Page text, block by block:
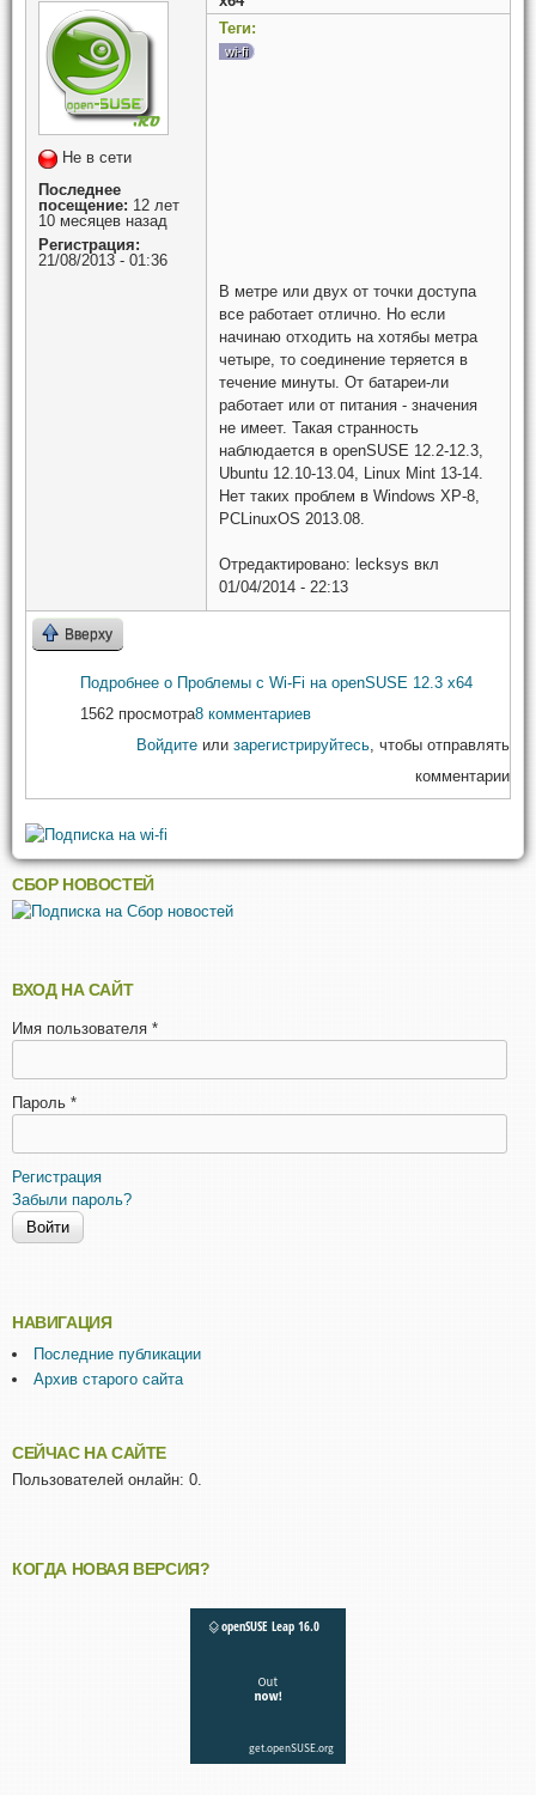
Не в сети
Последнее
посещение: 12 лет
10 месяцев назад
Регистрация:
21/08/2013 - 01:36
Теги:
wi-fi
В метре или двух от точки доступа
все работает отлично. Но если
начинаю отходить на хотябы метра
четыре, то соединение теряется в
течение минуты. От батареи-ли
работает или от питания - значения
не имеет. Такая странность
наблюдается в openSUSE 12.2-12.3,
Ubuntu 12.10-13.04, Linux Mint 13-14.
Нет таких проблем в Windows XP-8,
PCLinuxOS 2013.08.
Отредактировано: lecksys вкл
01/04/2014 - 22:13
Вверху
Подробнее о Проблемы с Wi-Fi на openSUSE 12.3 x64
1562 просмотра8 комментариев
Войдите или зарегистрируйтесь, чтобы отправлять
комментарии
СБОР НОВОСТЕЙ
ВХОД НА САЙТ
Имя пользователя *
Пароль *
Регистрация
Забыли пароль?
НАВИГАЦИЯ
Последние публикации
Архив старого сайта
СЕЙЧАС НА САЙТЕ
Пользователей онлайн: 0.
КОГДА НОВАЯ ВЕРСИЯ?